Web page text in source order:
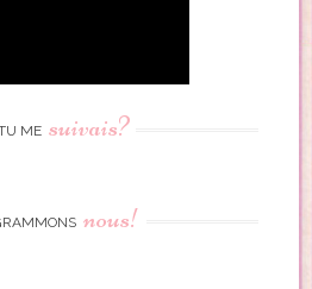
ME suivais?
nous!